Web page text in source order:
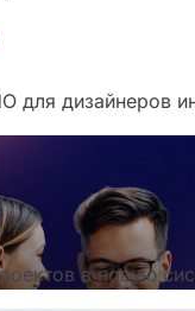
для дизайнеров
в новую